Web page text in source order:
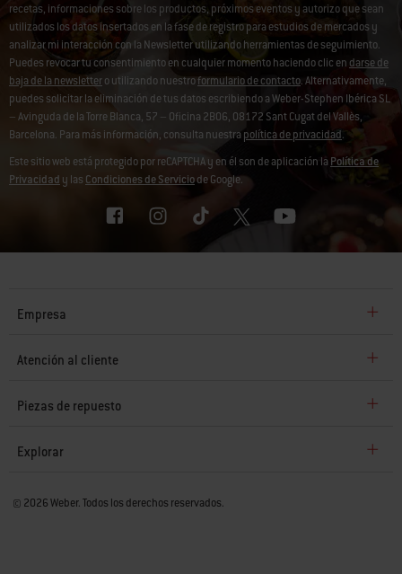
recetas, informaciones sobre los productos, próximos eventos y autorizo que sean
utilizados los datos insertados en la fase de registro para estudios de mercados y
analizar mi interacción con la Newsletter utilizando herramientas de seguimiento.
Puedes revocar tu consentimiento en cualquier momento haciendo clic en darse de
baja de la newslettero utilizando nuestroformulario de contacto. Alternativamente,
puedes solicitar la eliminación de tus datos escribiendo a Weber-Stephen Ibérica SL
– Avinguda de la Torre Blanca, 57 – Oficina 2B06, 08172 Sant Cugat del Vallès,
Barcelona. Para más información, consulta nuestra política de privacidad.
Este sitio web está protegido por reCAPTCHA y en él son de aplicación laPolítica de
Privacidad y las Condiciones de Serviciode Google.
Empresa
Atención al cliente
Piezas de repuesto
Explorar
© 2026 Weber. Todos los derechos reservados.